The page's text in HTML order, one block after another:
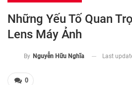
Những Yếu Tố Quan
Lens Máy Ảnh
By Nguyễn Hữu Nghĩa Last
0